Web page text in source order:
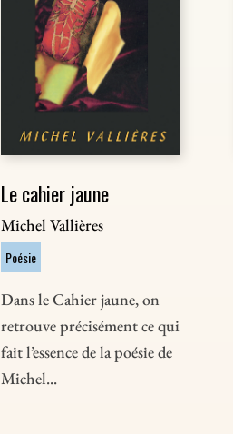
Le cahier jaune
Michel Vallières
Poésie
Dans le Cahier jaune, on
retrouve précisément ce qui
fait l’essence de la poésie de
Michel...